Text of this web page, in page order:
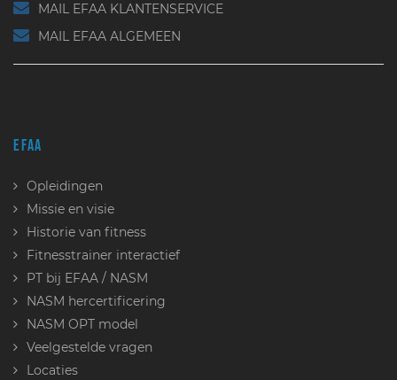
MAIL EFAA KLANTENSERVICE
MAIL EFAA ALGEMEEN
EFAA
Opleidingen
Missie en visie
Historie van fitness
Fitnesstrainer interactief
PT bij EFAA / NASM
NASM hercertificering
NASM OPT model
Veelgestelde vragen
Locaties